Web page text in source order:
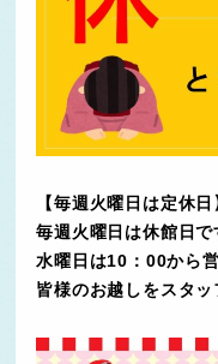
【毎週火曜日は定休日
毎週火曜日は休館日で
水曜日は10：00から
皆様のお越しをスタッ